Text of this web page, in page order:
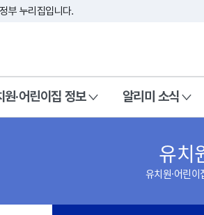
부 누리집입니다.
원·어린이집 정보 알리미 소식
유치
유치원·어린